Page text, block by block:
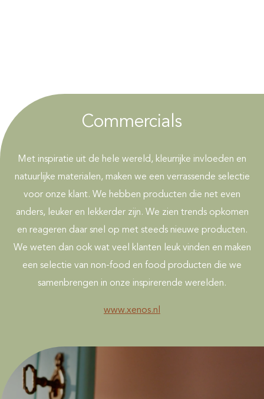
Commercials
Met inspiratie uit de hele wereld, kleurrijke invloeden en
natuurlijke materialen, maken we een verrassende selectie
voor onze klant. We hebben producten die net even
anders, leuker en lekkerder zijn. We zien trends opkomen
en reageren daar snel op met steeds nieuwe producten.
We weten dan ook wat veel klanten leuk vinden en maken
een selectie van non-food en food producten die we
samenbrengen in onze inspirerende werelden.
www.xenos.nl